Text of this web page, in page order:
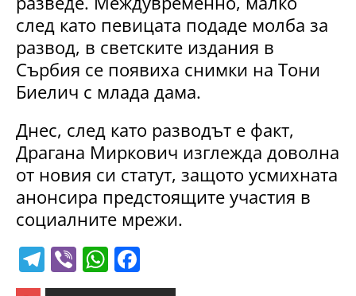
след като певицата подаде молба за
развод, в светските издания в
Сърбия се появиха снимки на Тони
Биелич с млада дама.
Днес, след като разводът е факт,
Драгана Миркович изглежда доволна
от новия си статут, защото усмихната
анонсира предстоящите участия в
социалните мрежи.
T
el
Vi
b
W
h a